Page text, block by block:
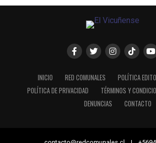
INICIO RED COMUNALES
POLÍTICA
POLÍTICA DE PRIVACIDAD
TÉRMINOS Y
DENUNCIAS
CONTACTO